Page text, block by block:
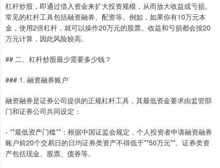
杠杆炒股，即通过借入资金来扩大投资规模，从而放大收益或亏损。
常见的杠杆工具包括融资融券、配资等。例如，如果你有10万元本
金，使用2倍杠杆，就可以操作20万元的股票。收益和亏损都会按20
万元计算，因此风险较高。
## 二、杠杆炒股最少需要多少钱？
### 1. 融资融券账户
融资融券是证券公司提供的正规杠杆工具，其最低资金要求由监管部
门和证券公司共同设定：
- **最低资产门槛**：根据中国证监会规定，个人投资者申请融资融券
账户前20个交易日的日均证券类资产不得低于**50万元**。证券类资
产包括现金、股票、债券等。